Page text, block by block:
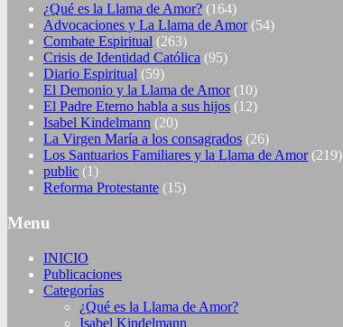
¿Qué es la Llama de Amor? (164)
Advocaciones y La Llama de Amor(54)
Combate Espiritual (263)
Crisis de Identidad Católica (95)
Diario Espiritual (59)
El Demonio y la Llama de Amor(10)
El Padre Eterno habla a sus hijos (12)
Isabel Kindelmann (20)
La Virgen María a los consagrados (26)
Los Santuarios Familiares y la Llama de Amor(219)
public (1)
Reforma Protestante (15)
Menu
INICIO
Publicaciones
Categorías
¿Qué es la Llama de Amor?
Isabel Kindelmann